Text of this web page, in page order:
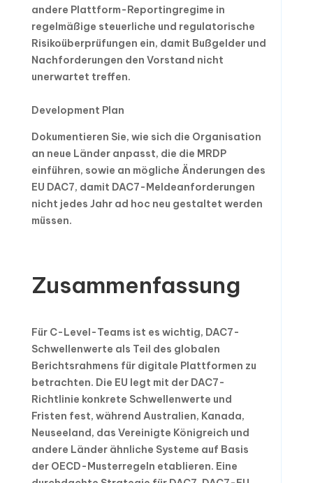
andere Plattform-Reportingregime in
regelmäßige steuerliche und regulatorische
Risikoüberprüfungen ein, damit Bußgelder und
Nachforderungen den Vorstand nicht
unerwartet treffen.
Development Plan
Dokumentieren Sie, wie sich die Organisation
an neue Länder anpasst, die die MRDP
einführen, sowie an mögliche Änderungen des
EU DAC7, damit DAC7-Meldeanforderungen
nicht jedes Jahr ad hoc neu gestaltet werden
müssen.
Zusammenfassung
Für C-Level-Teams ist es wichtig, DAC7-
Schwellenwerte als Teil des globalen
Berichtsrahmens für digitale Plattformen zu
betrachten. Die EU legt mit der DAC7-
Richtlinie konkrete Schwellenwerte und
Fristen fest, während Australien, Kanada,
Neuseeland, das Vereinigte Königreich und
andere Länder ähnliche Systeme auf Basis
der OECD-Musterregeln etablieren. Eine